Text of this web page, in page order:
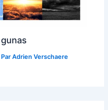
ParAdrien Verschaere